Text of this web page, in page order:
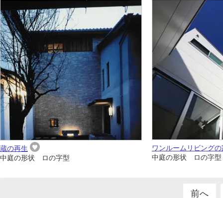
蔵の再生
中庭の形状 ロの字型
ワンルームリビング
中庭の形状 ロの字型
前へ